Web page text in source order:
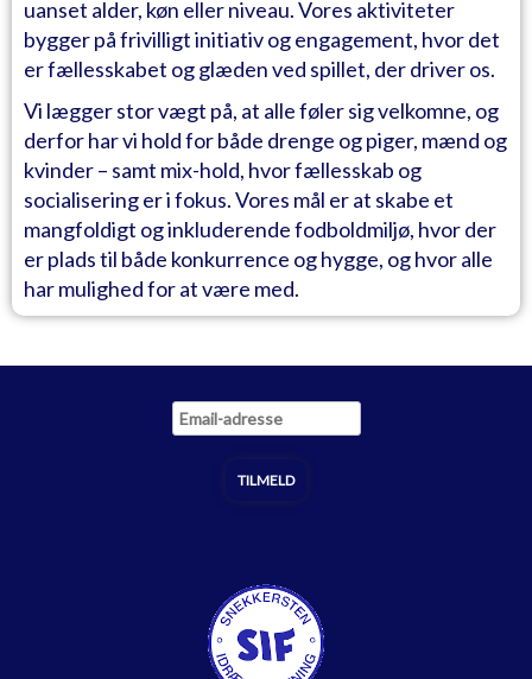
uanset alder, køn eller niveau. Vores aktiviteter
bygger på frivilligt initiativ og engagement, hvor det
er fællesskabet og glæden ved spillet, der driver os.
Vi lægger stor vægt på, at alle føler sig velkomne, og
derfor har vi hold for både drenge og piger, mænd og
kvinder – samt mix-hold, hvor fællesskab og
socialisering er i fokus. Vores mål er at skabe et
mangfoldigt og inkluderende fodboldmiljø, hvor der
er plads til både konkurrence og hygge, og hvor alle
har mulighed for at være med.